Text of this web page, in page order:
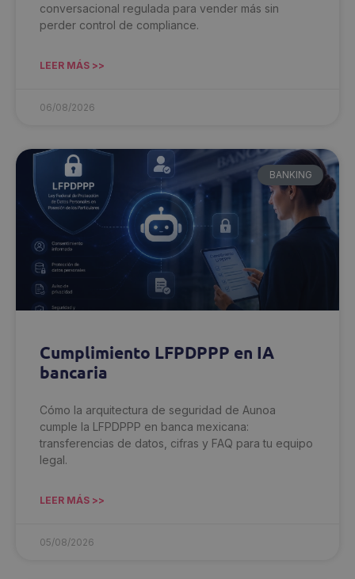
conversacional regulada para vender más sin
perder control de compliance.
LEER MÁS >>
06/08/2026
BANKING
Cumplimiento LFPDPPP en IA
bancaria
Cómo la arquitectura de seguridad de Aunoa
cumple la LFPDPPP en banca mexicana:
transferencias de datos, cifras y FAQ para tu equipo
legal.
LEER MÁS >>
05/08/2026